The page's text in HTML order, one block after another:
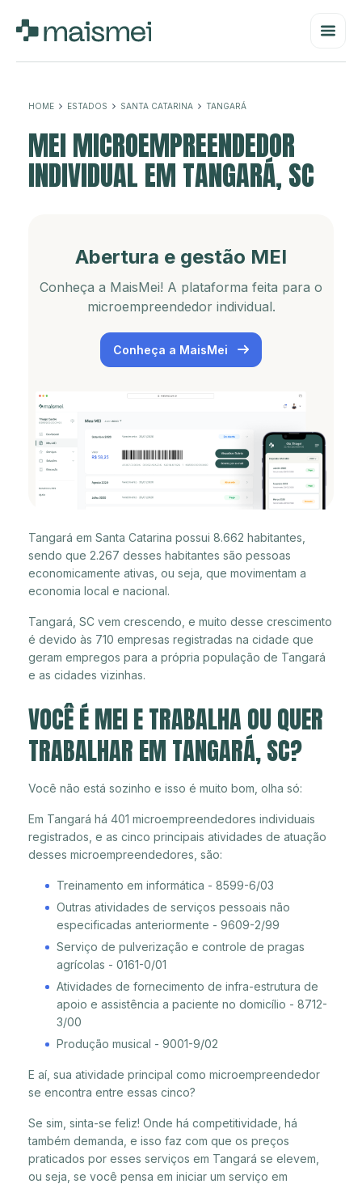
HOME ESTADOS SANTA CATARINA TANGARÁ
MEI MICROEMPREENDEDOR
INDIVIDUAL EM TANGARÁ, SC
Abertura e gestão MEI
Conheça a MaisMei! A plataforma feita para o
microempreendedor individual.
Conheça a MaisMei
Tangará em Santa Catarina possui 8.662 habitantes,
sendo que 2.267 desses habitantes são pessoas
economicamente ativas, ou seja, que movimentam a
economia local e nacional.
Tangará, SC vem crescendo, e muito desse crescimento
é devido às 710 empresas registradas na cidade que
geram empregos para a própria população de Tangará
e as cidades vizinhas.
VOCÊ É MEI E TRABALHA OU QUER
TRABALHAR EM TANGARÁ, SC?
Você não está sozinho e isso é muito bom, olha só:
Em Tangará há 401 microempreendedores individuais
registrados, e as cinco principais atividades de atuação
desses microempreendedores, são:
Treinamento em informática - 8599-6/03
Outras atividades de serviços pessoais não
especificadas anteriormente - 9609-2/99
Serviço de pulverização e controle de pragas
agrícolas - 0161-0/01
Atividades de fornecimento de infra-estrutura de
apoio e assistência a paciente no domicílio - 8712-
3/00
Produção musical - 9001-9/02
E aí, sua atividade principal como microempreendedor
se encontra entre essas cinco?
Se sim, sinta-se feliz! Onde há competitividade, há
também demanda, e isso faz com que os preços
praticados por esses serviços em Tangará se elevem,
ou seja, se você pensa em iniciar um serviço em